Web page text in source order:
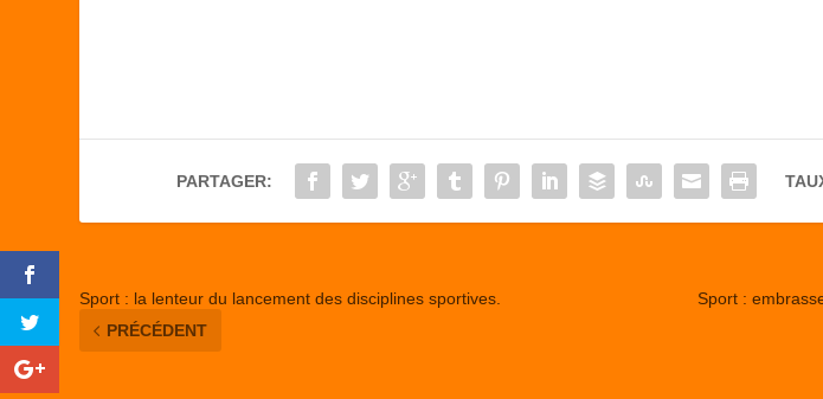
b
o
d
o
er
PARTAGER:
Sport : la lenteur du lancement des disciplines sportives.
PRÉCÉDENT
Sport :